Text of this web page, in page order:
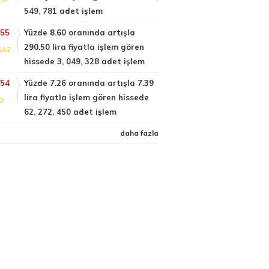
549, 781 adet işlem
Yüzde 8.60 oranında artışla
290.50 lira fiyatla işlem gören
hissede 3, 049, 328 adet işlem
Yüzde 7.26 oranında artışla 7.39
lira fiyatla işlem gören hissede
62, 272, 450 adet işlem
daha fazla